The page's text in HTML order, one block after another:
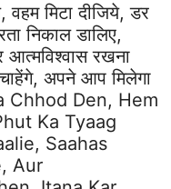
मिटा दीजिये, डर
निकाल डालिए,
आत्मविश्वास रखना
अपने आप मिलेगा
Chhod Den, Hem
Ka Tyaag
Saahas
Aur